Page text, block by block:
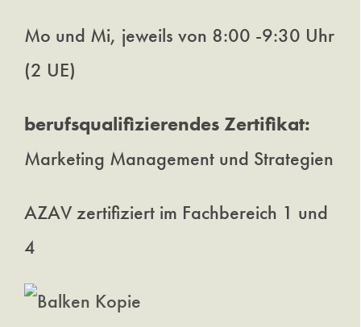
Mo und Mi, jeweils von 8:00 -9:30 Uhr
(2 UE)
berufsqualifizierendes Zertifikat:
Marketing Management und Strategien
AZAV zertifiziert im Fachbereich 1 und
4